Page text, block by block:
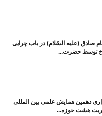
صادق (علیه السّلام) در باب چرایی
توسط حضرت...
دهمین همایش علمی بین المللی
هشت حوزه...